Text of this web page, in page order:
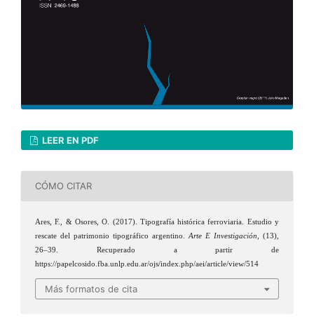
LEER EN PDF
CÓMO CITAR
Ares, F., & Osores, O. (2017). Tipografía histórica ferroviaria. Estudio y
rescate del patrimonio tipográfico argentino. Arte E Investigación , (13),
26–39. Recuperado a partir de
https://papelcosido.fba.unlp.edu.ar/ojs/index.php/aei/article/view/514
Más formatos de cita